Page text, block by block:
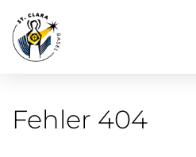
Fehler 404